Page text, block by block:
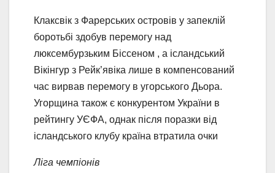
Клаксвік з Фарерських островів у запеклій
боротьбі здобув перемогу над
люксембурзьким Біссеном , а ісландський
Вікінгур з Рейк’явіка лише в компенсований
час вирвав перемогу в угорського Дьора.
Угорщина також є конкурентом України в
рейтингу УЄФА, однак після поразки від
ісландського клубу країна втратила очки
Ліга чемпіонів